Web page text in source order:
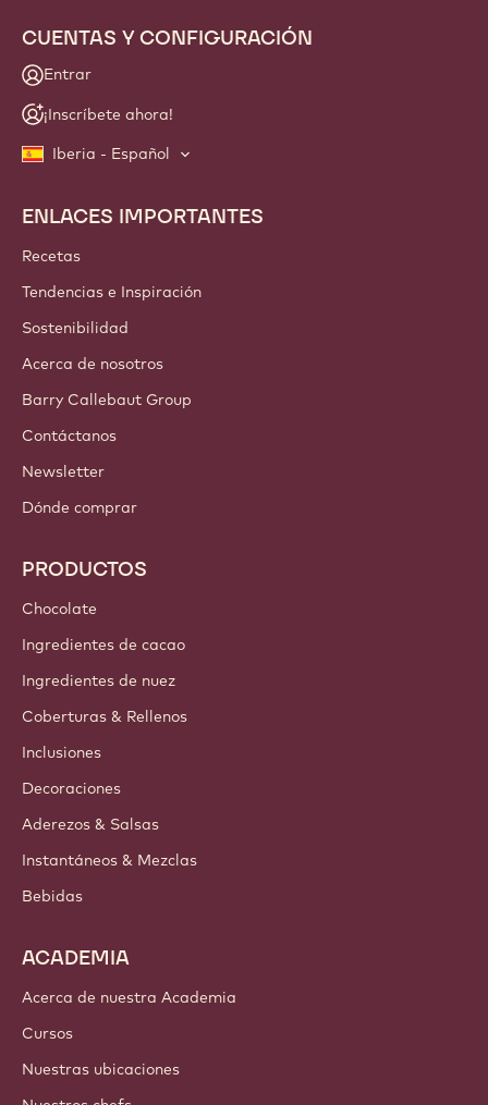
CUENTAS Y CONFIGURACIÓN
Entrar
¡Inscríbete ahora!
Iberia - Español
Footer
Callebaut
ENLACES IMPORTANTES
Recetas
Tendencias e Inspiración
Sostenibilidad
Acerca de nosotros
Barry Callebaut Group
Contáctanos
Newsletter
Dónde comprar
PRODUCTOS
Chocolate
Ingredientes de cacao
Ingredientes de nuez
Coberturas & Rellenos
Inclusiones
Decoraciones
Aderezos & Salsas
Instantáneos & Mezclas
Bebidas
ACADEMIA
Acerca de nuestra Academia
Cursos
Nuestras ubicaciones